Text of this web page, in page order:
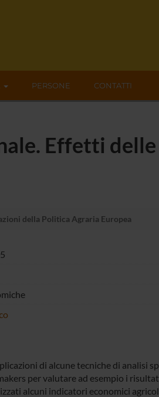
PERSONE CONTATTI
Effetti
della Politica Agraria Europea
di alcune tecniche di analisi
per valutare ad esempio i
alcuni indicatori economici